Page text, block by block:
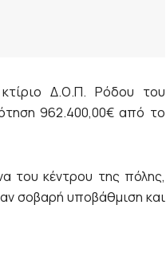
Δ.Ο.Π. Ρόδου του
962.400,00€ από το
του κέντρου της πόλης,
σοβαρή υποβάθμιση και